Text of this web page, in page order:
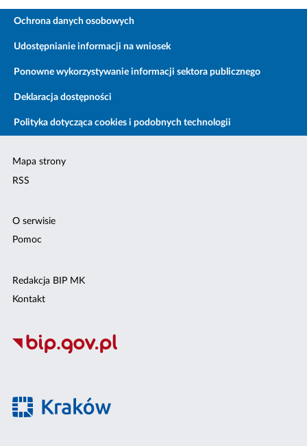
Ochrona danych osobowych
Udostępnianie informacji na wniosek
Ponowne wykorzystywanie informacji sektora publicznego
Deklaracja dostępności
Polityka dotycząca cookies i podobnych technologii
Mapa strony
RSS
O serwisie
Pomoc
Redakcja BIP MK
Kontakt